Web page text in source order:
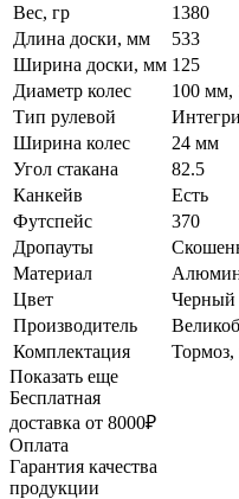
Вес, гр
1380
Длина доски, мм
533
Ширина доски, мм 125
Диаметр колес
100 мм,
Тип рулевой
Ширина колес
24 мм
Угол стакана
82.5
Канкейв
Есть
Футспейс
370
Дропауты
Материал
Цвет
Черный
Производитель
Комплектация
Тормоз,
Показать еще
Бесплатная
доставка от 8000₽
Оплата
Гарантия качества
продукции